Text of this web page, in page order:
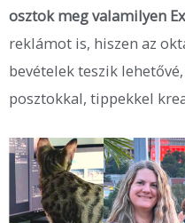
osztok meg valamilyen
reklámot is, hiszen az
bevételek teszik
posztokkal, tippekkel